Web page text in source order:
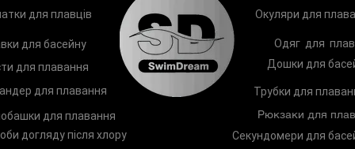
Two Шампунь TRISWIM Shampoo Чоловічі
Zoggs Лопатки для плавання Zoggs Дитяче
для плавців
Окуляри для
для басейну
для плавання
Одяг для
Дошки для
для плавання
для плавання
догляду після хлору
Трубки для
Рюкзаки для
Секундомери для